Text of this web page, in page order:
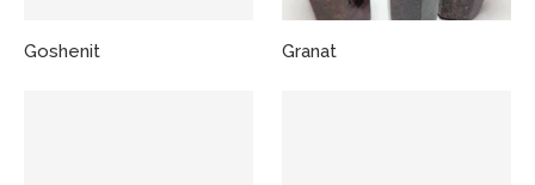
Goshenit Granat